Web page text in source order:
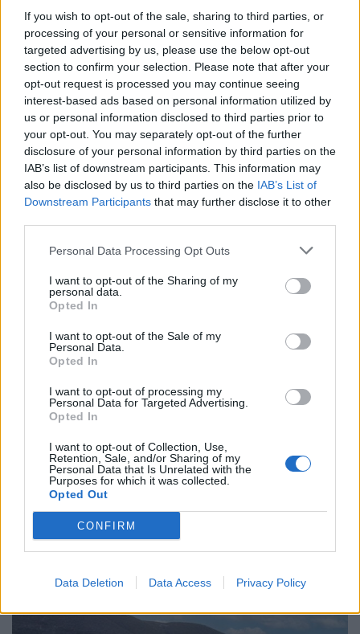
If you wish to opt-out of the sale, sharing to third parties, or
processing of your personal or sensitive information for
targeted advertising by us, please use the below opt-out
section to confirm your selection. Please note that after your
opt-out request is processed you may continue seeing
interest-based ads based on personal information utilized by
us or personal information disclosed to third parties prior to
your opt-out. You may separately opt-out of the further
disclosure of your personal information by third parties on the
IAB’s list of downstream participants. This information may
also be disclosed by us to third parties on the IAB’s List of
Downstream Participants that may further disclose it to other
Personal Data Processing Opt Outs
I want to opt-out of the Sharing of my
personal data.
Opted In
I want to opt-out of the Sale of my
Personal Data.
Opted In
I want to opt-out of processing my
Personal Data for Targeted Advertising.
Opted In
I want to opt-out of Collection, Use,
Retention, Sale, and/or Sharing of my
Personal Data that Is Unrelated with the
Purposes for which it was collected.
Opted Out
CONFIRM
Data Deletion Data Access Privacy Policy
Διαβάστε περισσότερα→
Δημοσιεύθηκε σεΠεριβάλλον, Ελλάδα| TaggedUNESCO,Λέσβος
Παγκόσμιο Γεωπάρκο UNESCO
Εφημερίδα
«Παγκόσμιο Γεωπάρκο UNESCO» ανακηρύχθηκε το
Γεωπάρκο Κεφαλονιάς-Ιθάκης
Οι γεώτοποι που περιλαμβάνει αφηγούνται
μια γεωλογική ιστορία άνω των 250
εκατομμυρίων χρόνων.
13.04.2022